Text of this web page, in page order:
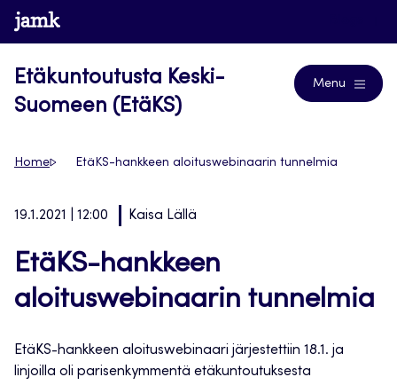
Siirry
suoraan
www.jamk.fi
Etäkuntoutusta Keski-
Suomeen (EtäKS)
Menu
Home EtäKS-hankkeen aloituswebinaarin tunnelmia
19.1.2021 | 12:00 Kaisa Lällä
EtäKS-hankkeen
aloituswebinaarin tunnelmia
EtäKS-hankkeen aloituswebinaari järjestettiin 18.1. ja
linjoilla oli parisenkymmentä etäkuntoutuksesta